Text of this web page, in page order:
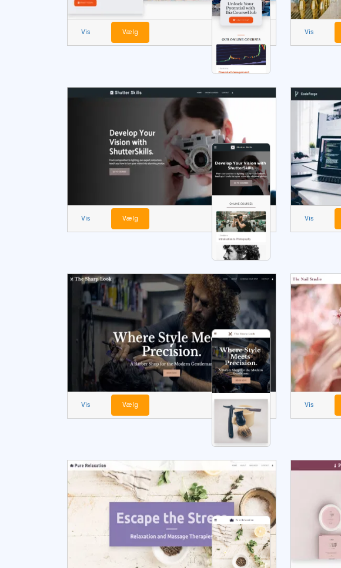
Vis Vælg Vis
Vis Vælg Vis
Vis Vælg Vis